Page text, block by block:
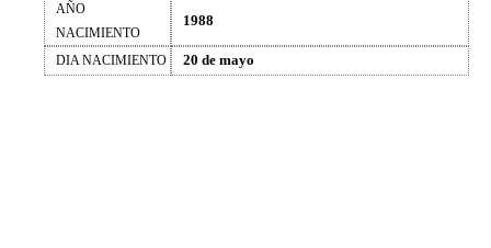
AÑO
NACIMIENTO
1988
DIA NACIMIENTO 20 de mayo